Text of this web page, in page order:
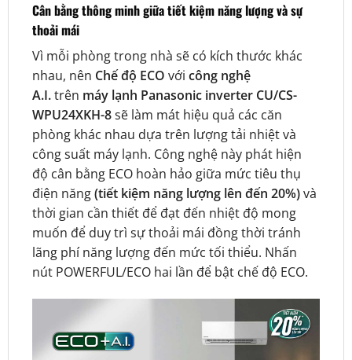
Cân bằng thông minh giữa tiết kiệm năng lượng và sự
thoải mái
Vì mỗi phòng trong nhà sẽ có kích thước khác
nhau, nên Chế độ ECO với công nghệ
A.I.trên máy lạnh Panasonic inverter CU/CS-
WPU24XKH-8sẽ làm mát hiệu quả các căn
phòng khác nhau dựa trên lượng tải nhiệt và
công suất máy lạnh. Công nghệ này phát hiện
độ cân bằng ECO hoàn hảo giữa mức tiêu thụ
điện năng(tiết kiệm năng lượng lên đến 20%)và
thời gian cần thiết để đạt đến nhiệt độ mong
muốn để duy trì sự thoải mái đồng thời tránh
lãng phí năng lượng đến mức tối thiểu. Nhấn
nút POWERFUL/ECO hai lần để bật chế độ ECO.